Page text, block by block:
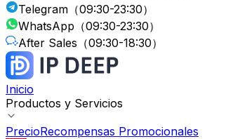
Telegram （09:30-23:30）
WhatsApp （09:30-23:30）
After Sales （09:30-18:30）
Inicio
Productos y Servicios
PrecioRecompensas Promocionales